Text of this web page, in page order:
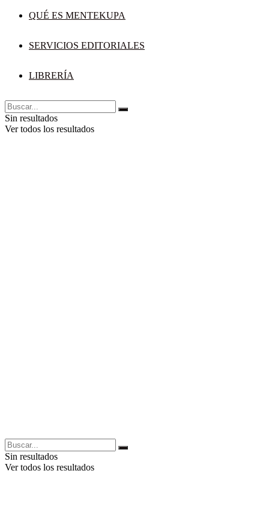
QUÉ ES MENTEKUPA
SERVICIOS EDITORIALES
LIBRERÍA
Sin resultados
Ver todos los resultados
Sin resultados
Ver todos los resultados